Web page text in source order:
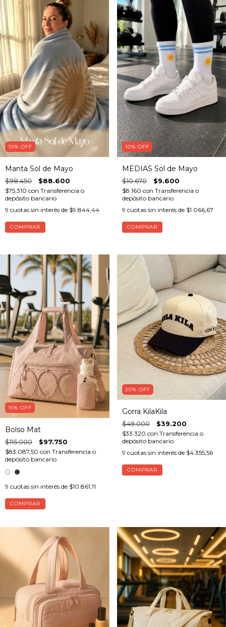
10% OFF
Manta Sol de Mayo
$98.450 $88.600
$75.310 con Transferencia o
depósito bancario
9 cuotas sin interés de $9.844,44
10% OFF
MEDIAS Sol de Mayo
$10.670 $9.600
$8.160 con Transferencia o
depósito bancario
9 cuotas sin interés de $1.066,67
15% OFF
Bolso Mat
$115.000 $97.750
$83.087,50 con Transferencia o
depósito bancario
9 cuotas sin interés de $10.861,11
COMPRAR
20% OFF
Gorra KilaKila
$49.000 $39.200
$33.320 con Transferencia o
depósito bancario
9 cuotas sin interés de $4.355,56